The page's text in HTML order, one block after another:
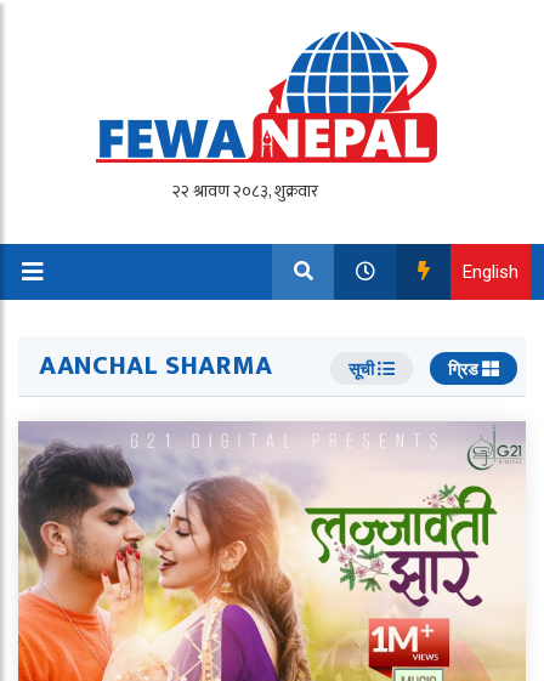
English
AANCHAL SHARMA सूची ग्रिड